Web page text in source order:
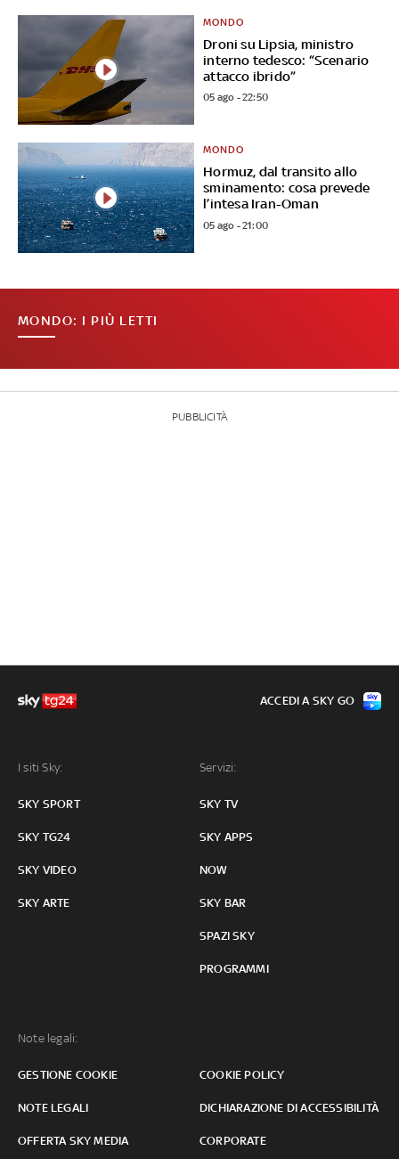
Droni su Lipsia, ministro
interno tedesco: “Scenario
attacco ibrido”
MONDO
05 ago - 22:50
Hormuz, dal transito allo
sminamento: cosa prevede
l’intesa Iran-Oman
MONDO
05 ago - 21:00
MONDO: I PIÙ LETTI
PUBBLICITÀ
I siti Sky:
SKY SPORT
SKY TG24
SKY VIDEO
SKY ARTE
Servizi:
SKY TV
SKY APPS
NOW
SKY BAR
SPAZI SKY
PROGRAMMI
Note legali:
GESTIONE COOKIE COOKIE POLICY
NOTE LEGALI DICHIARAZIONE DI ACCESSIBILITÀ
OFFERTA SKY MEDIA CORPORATE
ACCEDI A SKY GO